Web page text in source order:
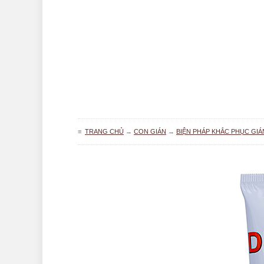
≡ TRANG CHỦ → CON GIÁN → BIỆN PHÁP KHẮC PHỤC